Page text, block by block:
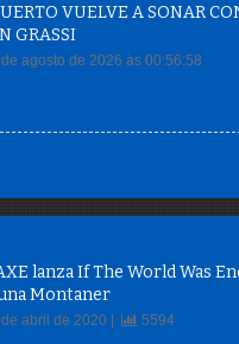
VUELVE A SONAR
GRASSI
agosto de 2026 às 00:56:58
lanza If The World Was
Montaner
abril de 2020 | 5594